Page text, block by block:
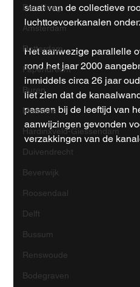
Den Haag
Amsterdam
Rotterdam
Papendrecht
Buren
Maasluis
Hardinxveld-Giessendam
Duivendrecht
Beverwijk
Roosendaal
Delft
Bussum
Renswoude
Bodegraven
staat van de collectieve
luchttoevoerkanalen
Het aanwezige parallelle
rond het jaar 2000
inmiddels circa 26 jaar
liet zien dat de
passen bij de leeftijd van
aanwijzingen gevonden
verzakkingen van de